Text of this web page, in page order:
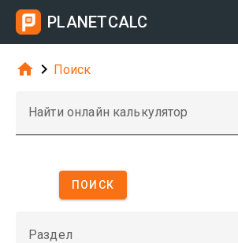
PLANETCALC
  Поиск
Найти онлайн калькулятор
ПОИСК
Раздел